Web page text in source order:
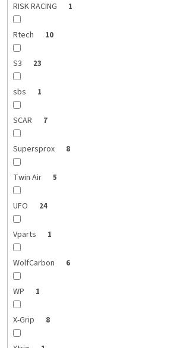
RISK RACING 1
Rtech 10
S3 23
sbs 1
SCAR 7
Supersprox 8
Twin Air 5
UFO 24
Vparts 1
WolfCarbon 6
WP 1
X-Grip 8